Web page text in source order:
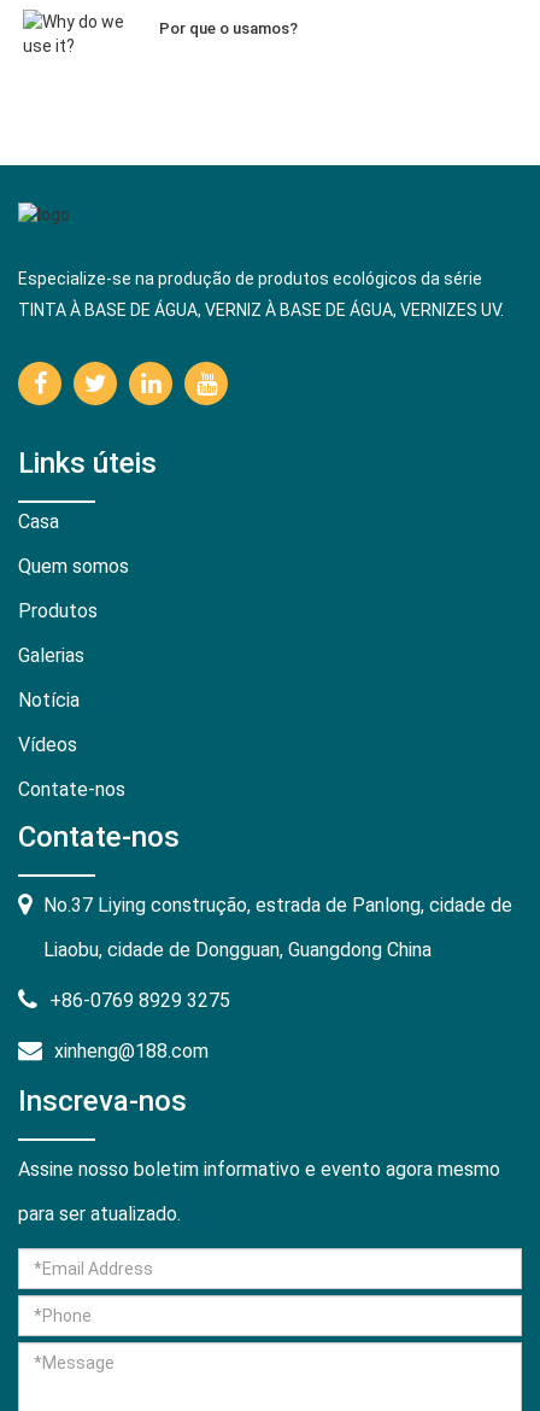
Por que o usamos?
Especialize-se na produção de produtos ecológicos da série
TINTA À BASE DE ÁGUA, VERNIZ À BASE DE ÁGUA, VERNIZES UV.
Links úteis
Casa
Quem somos
Produtos
Galerias
Notícia
Vídeos
Contate-nos
Contate-nos
No.37 Liying construção, estrada de Panlong, cidade de
Liaobu, cidade de Dongguan, Guangdong China
+86-0769 8929 3275
xinheng@188.com
Inscreva-nos
Assine nosso boletim informativo e evento agora mesmo
para ser atualizado.